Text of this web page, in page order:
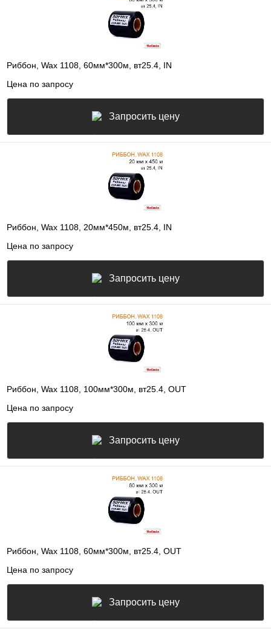
Риббон, Wax 1108, 60мм*300м, вт25.4, IN
Цена по запросу
Запросить цену
Риббон, Wax 1108, 20мм*450м, вт25.4, IN
Цена по запросу
Запросить цену
Риббон, Wax 1108, 100мм*300м, вт25.4, OUT
Цена по запросу
Запросить цену
Риббон, Wax 1108, 60мм*300м, вт25.4, OUT
Цена по запросу
Запросить цену